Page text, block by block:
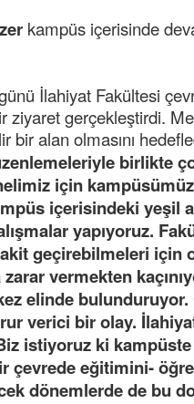
kampüs içerisinde
İlahiyat Fakültesi
ziyaret gerçekleştirdi.
alan olmasını
birlikte
için
içerisindeki yeşil
yapıyoruz.
geçirebilmeleri için
vermekten
elinde bulunduruyor.
verici bir olay.
istiyoruz ki
çevrede eğitimini-
dönemlerde de bu